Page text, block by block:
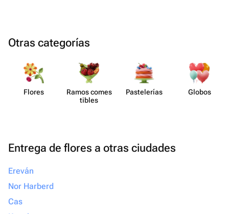
Otras categorías
Flores
Ramos comes​
tibles
Paste​lerías Globos
Entrega de flores a otras ciudades
Ereván
Nor Harberd
Cas